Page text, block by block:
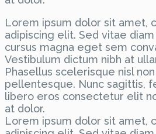
Lorem ipsum dolor sit amet,
adipiscing elit. Sed vitae
cursus magna eget sem
Vestibulum dictum nibh at
Phasellus scelerisque nisl
pellentesque. Nunc sagittis,
libero eros consectetur elit
at dolor.
Lorem ipsum dolor sit amet,